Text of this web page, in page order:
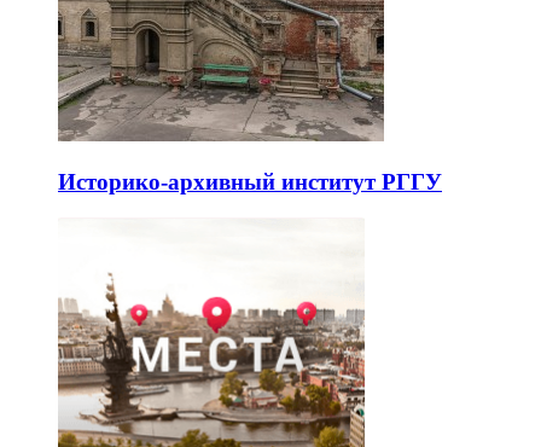
Историко-архивный институт РГГУ